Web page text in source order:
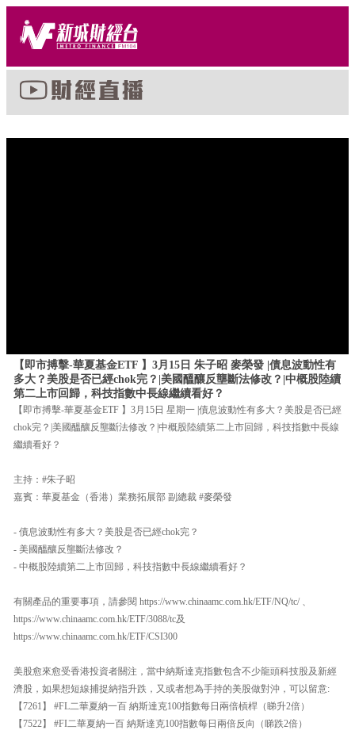
【即市搏擊-華夏基金ETF 】3月15日 朱子昭 麥榮發 |債息波動性有
多大？美股是否已經chok完？|美國醞釀反壟斷法修改？|中概股陸續
第二上市回歸，科技指數中長線繼續看好？
【即市搏擊-華夏基金ETF 】3月15日 星期一 |債息波動性有多大？美股是否已經
chok完？|美國醞釀反壟斷法修改？|中概股陸續第二上市回歸，科技指數中長線
繼續看好？
主持：#朱子昭
嘉賓：華夏基金（香港）業務拓展部 副總裁 #麥榮發
- 債息波動性有多大？美股是否已經chok完？
- 美國醞釀反壟斷法修改？
- 中概股陸續第二上市回歸，科技指數中長線繼續看好？
有關產品的重要事項，請參閱 https://www.chinaamc.com.hk/ETF/NQ/tc/ 、
https://www.chinaamc.com.hk/ETF/3088/tc及
https://www.chinaamc.com.hk/ETF/CSI300
美股愈來愈受香港投資者關注，當中納斯達克指數包含不少龍頭科技股及新經
濟股，如果想短線捕捉納指升跌，又或者想為手持的美股做對沖，可以留意:
【7261】 #FL二華夏納一百 納斯達克100指數每日兩倍槓桿（睇升2倍）
【7522】 #FI二華夏納一百 納斯達克100指數每日兩倍反向（睇跌2倍）